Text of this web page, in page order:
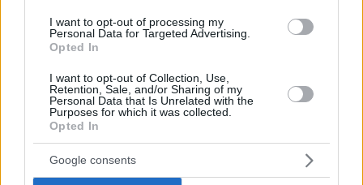
I want to opt-out of processing my
Personal Data for Targeted Advertising.
Opted In
I want to opt-out of Collection, Use,
Retention, Sale, and/or Sharing of my
Personal Data that Is Unrelated with the
Purposes for which it was collected.
Opted In
Google consents
Μπακογιάννης για την άδεια στον Κουφοντίνα: Αυτός
θα περάσει μια χαρά
27.12.2018, 19:29